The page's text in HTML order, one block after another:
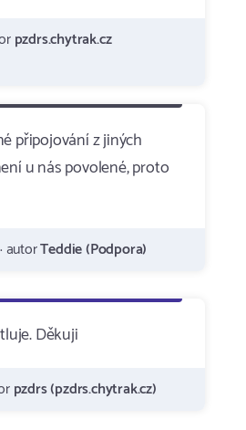
pzdrs.chytrak.cz
připojování z jiných
u nás povolené, proto
autorTeddie (Podpora)
Děkuji
pzdrs (pzdrs.chytrak.cz)